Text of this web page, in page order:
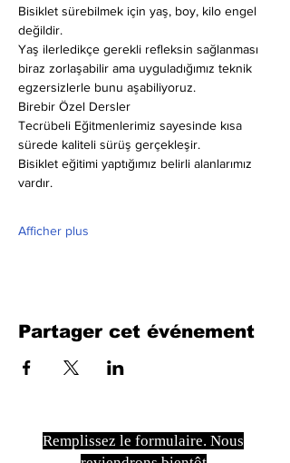
Bisiklet sürebilmek için yaş, boy, kilo engel
değildir.
Yaş ilerledikçe gerekli refleksin sağlanması
biraz zorlaşabilir ama uyguladığımız teknik
egzersizlerle bunu aşabiliyoruz.
Birebir Özel Dersler
Tecrübeli Eğitmenlerimiz sayesinde kısa
sürede kaliteli sürüş gerçekleşir.
Bisiklet eğitimi yaptığımız belirli alanlarımız
vardır.
Afficher plus
Partager cet événement
Remplissez le formulaire. Nous